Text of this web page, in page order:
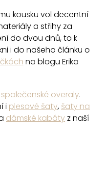
kousku vol decentní
a střihy za
do dvou dnů, to k
i do našeho článku o
na blogu Erika
společenské overaly.
i plesové šaty, šaty na
dámské kabáty z naší